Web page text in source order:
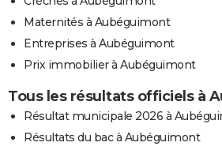
Maternités à Aubéguimont
Entreprises à Aubéguimont
Prix immobilier à Aubéguimont
Tous les résultats officiels à
Résultat municipale 2026 à
Résultats du bac à Aubéguimont